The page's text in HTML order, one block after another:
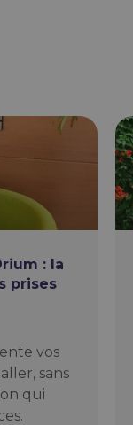
: la
prises
vos
sans
qui